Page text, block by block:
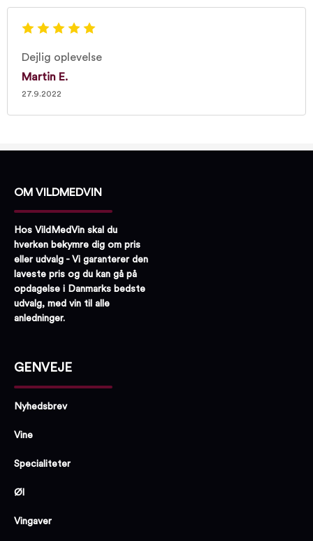
Dejlig oplevelse
Martin E.
27.9.2022
OM VILDMEDVIN
Hos VildMedVin skal du
hverken bekymre dig om pris
eller udvalg - Vi garanterer den
laveste pris og du kan gå på
opdagelse i Danmarks bedste
udvalg, med vin til alle
anledninger.
GENVEJE
Nyhedsbrev
Vine
Specialiteter
Øl
Vingaver